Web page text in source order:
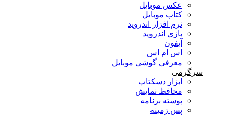
عکس موبایل
کتاب موبایل
نرم افزار اندروید
بازی اندروید
آیفون
اس ام اس
معرفی گوشی موبایل
سرگرمی
ابزار دسکتاپ
محافظ نمایش
پوسته برنامه
پس زمینه